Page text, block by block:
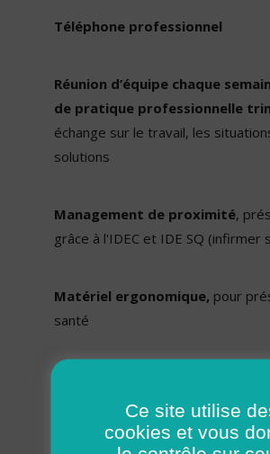
Téléphone professionnel
Réunion d’équipe chaque
de pratique professionnelle
échange sur le travail, les
solutions
Management de proximité,
grâce à l'IDEC et IDE SQ (infirmer
Matériel ergonomique, pour
santé
Actions sport et événements
Ce site utilise
cookies et vous